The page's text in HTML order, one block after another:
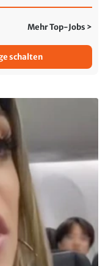
Mehr Top-Jobs >
schalten